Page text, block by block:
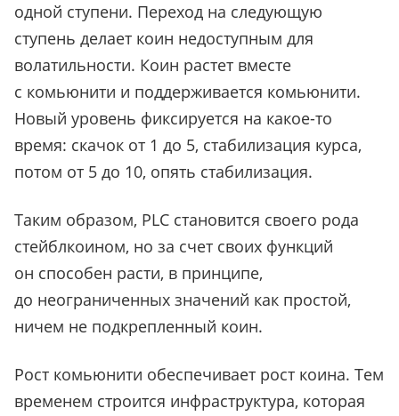
одной ступени. Переход на следующую
ступень делает коин недоступным для
волатильности. Коин растет вместе
с комьюнити и поддерживается комьюнити.
Новый уровень фиксируется на какое-то
время: скачок от 1 до 5, стабилизация курса,
потом от 5 до 10, опять стабилизация.
Таким образом, PLC становится своего рода
стейблкоином, но за счет своих функций
он способен расти, в принципе,
до неограниченных значений как простой,
ничем не подкрепленный коин.
Рост комьюнити обеспечивает рост коина. Тем
временем строится инфраструктура, которая